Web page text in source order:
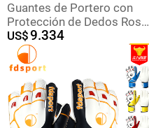
Guantes de Portero con
Protección de Dedos Rosa,
para Estudiantes y
Jugadores Jóvenes
US$9.334